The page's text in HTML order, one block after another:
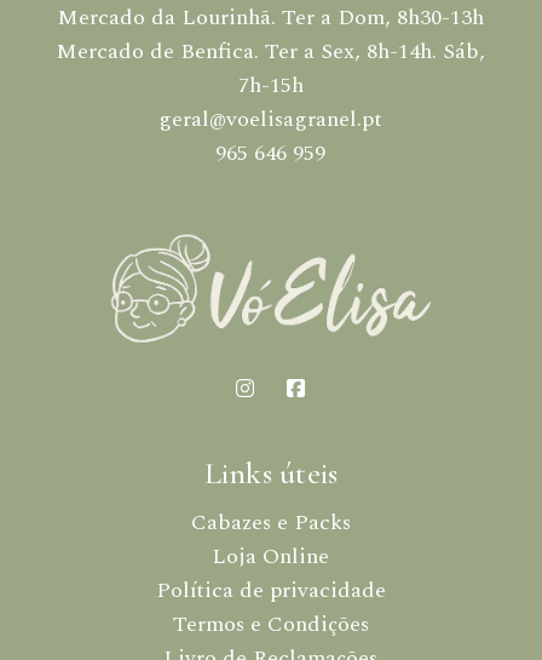
Mercado da Lourinhã. Ter a Dom, 8h30-13h
Mercado de Benfica. Ter a Sex, 8h-14h. Sáb,
7h-15h
geral@voelisagranel.pt
965 646 959
Links úteis
Cabazes e Packs
Loja Online
Política de privacidade
Termos e Condições